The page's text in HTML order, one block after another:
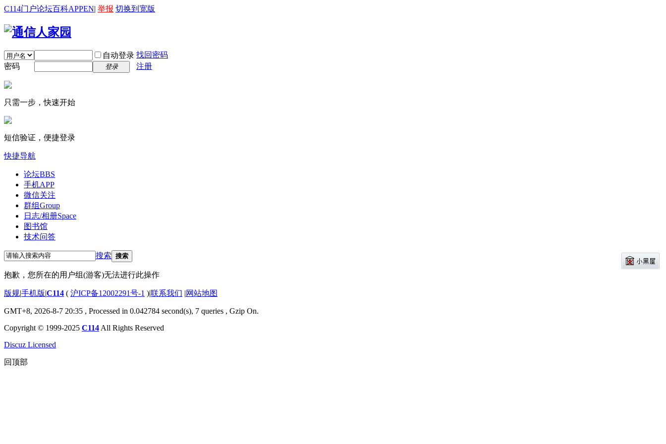
C114门户论坛百科APPEN| 举报 切换到宽版
自动登录 找回密码
密码
登录 注册
只需一步，快速开始
短信验证，便捷登录
快捷导航
论坛BBS
手机APP
微信关注
群组Group
日志/相册Space
图书馆
技术问答
搜索 搜索
抱歉，您所在的用户组(游客)无法进行此操作
版规|手机版|C114 ( 沪ICP备12002291号-1 )|联系我们 |网站地图
GMT+8, 2026-8-7 20:35 , Processed in 0.042784 second(s), 7 queries , Gzip On.
Copyright © 1999-2025 C114 All Rights Reserved
Discuz Licensed
回顶部